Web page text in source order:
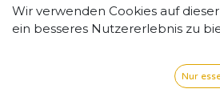
Rollenspielecken.
exkl. MwSt. zzgl.
Wir verwenden Cookies auf
ein besseres Nutzererlebnis zu
Nur